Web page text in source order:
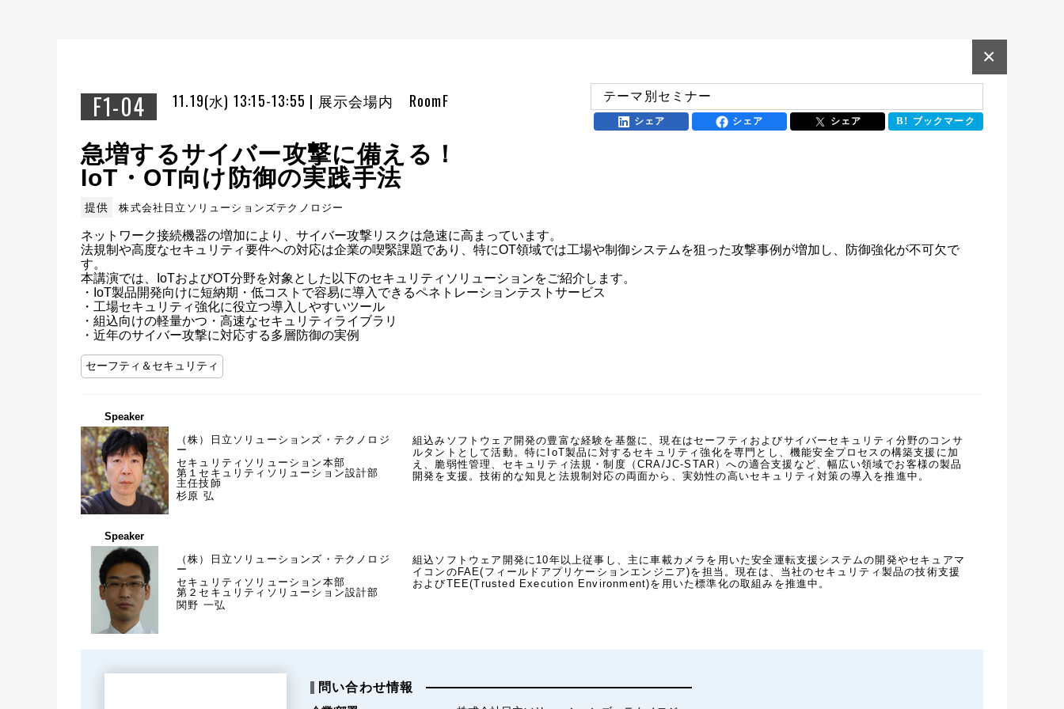
F1-04 11.19(水) 13:15-13:55 | 展示会場内 RoomF
×
テーマ別セミナー
シェア シェア シェア ブックマーク
急増するサイバー攻撃に備える！
IoT・OT向け防御の実践手法
提供 株式会社日立ソリューションズテクノロジー
ネットワーク接続機器の増加により、サイバー攻撃リスクは急速に高まっています。
法規制や高度なセキュリティ要件への対応は企業の喫緊課題であり、特にOT領域では工場や制御システムを狙った攻撃事例が増加し、防御強化が不可欠で
す。
本講演では、IoTおよびOT分野を対象とした以下のセキュリティソリューションをご紹介します。
・IoT製品開発向けに短納期・低コストで容易に導入できるペネトレーションテストサービス
・工場セキュリティ強化に役立つ導入しやすいツール
・組込向けの軽量かつ・高速なセキュリティライブラリ
・近年のサイバー攻撃に対応する多層防御の実例
セーフティ＆セキュリティ
Speaker
（株）日立ソリューションズ・テクノロジ
ー
セキュリティソリューション本部
第１セキュリティソリューション設計部
主任技師
杉原 弘
組込みソフトウェア開発の豊富な経験を基盤に、現在はセーフティおよびサイバーセキュリティ分野のコンサ
ルタントとして活動。特にIoT製品に対するセキュリティ強化を専門とし、機能安全プロセスの構築支援に加
え、脆弱性管理、セキュリティ法規・制度（CRA/JC-STAR）への適合支援など、幅広い領域でお客様の製品
開発を支援。技術的な知見と法規制対応の両面から、実効性の高いセキュリティ対策の導入を推進中。
Speaker
（株）日立ソリューションズ・テクノロジ
ー
セキュリティソリューション本部
第２セキュリティソリューション設計部
関野 一弘
組込ソフトウェア開発に10年以上従事し、主に車載カメラを用いた安全運転支援システムの開発やセキュアマ
イコンのFAE(フィールドアプリケーションエンジニア)を担当。現在は、当社のセキュリティ製品の技術支援
およびTEE(Trusted Execution Environment)を用いた標準化の取組みを推進中。
問い合わせ情報